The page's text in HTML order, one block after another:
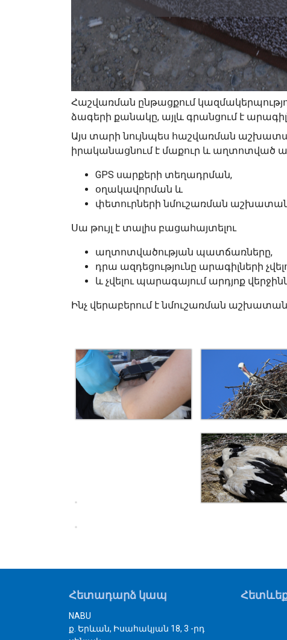
Հաշվառման ընթացքում
ձագերի քանակը, այլև գրանցում է
Այս տարի նույնպես հաշվառման
իրականացնում է մաքուր և աղտոտված
GPS սարքերի տեղադրման,
օղակավորման և
փետուրների նմուշառման
Սա թույլ է տալիս բացահայտելու
աղտոտվածության պատճառները,
դրա ազդեցությունը արագիլների
և չվելու պարագայում արդյոք
Ինչ վերաբերում է նմուշառման
Հետադարձ կապ
NABU
ք. Երևան, Իսահակյան 18, 3 -րդ